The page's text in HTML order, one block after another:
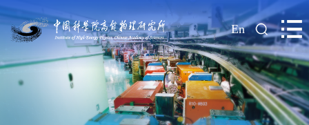
| En